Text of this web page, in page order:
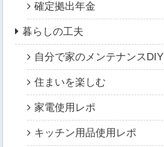
確定拠出年金
暮らしの工夫
自分で家のメンテナンスDIY
住まいを楽しむ
家電使用レポ
キッチン用品使用レポ